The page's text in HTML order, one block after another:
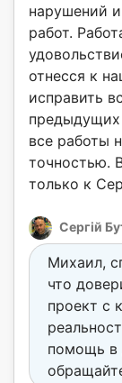
нарушений
работ.
отнесся к
исправить
предыдущих
все работы
точностью.
только к
Сергій
Михаил,
что
проект с
помощь в